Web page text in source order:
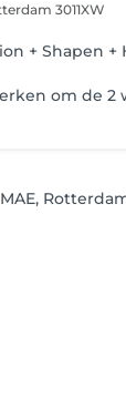
3011XW
+ Shapen +
om de 2